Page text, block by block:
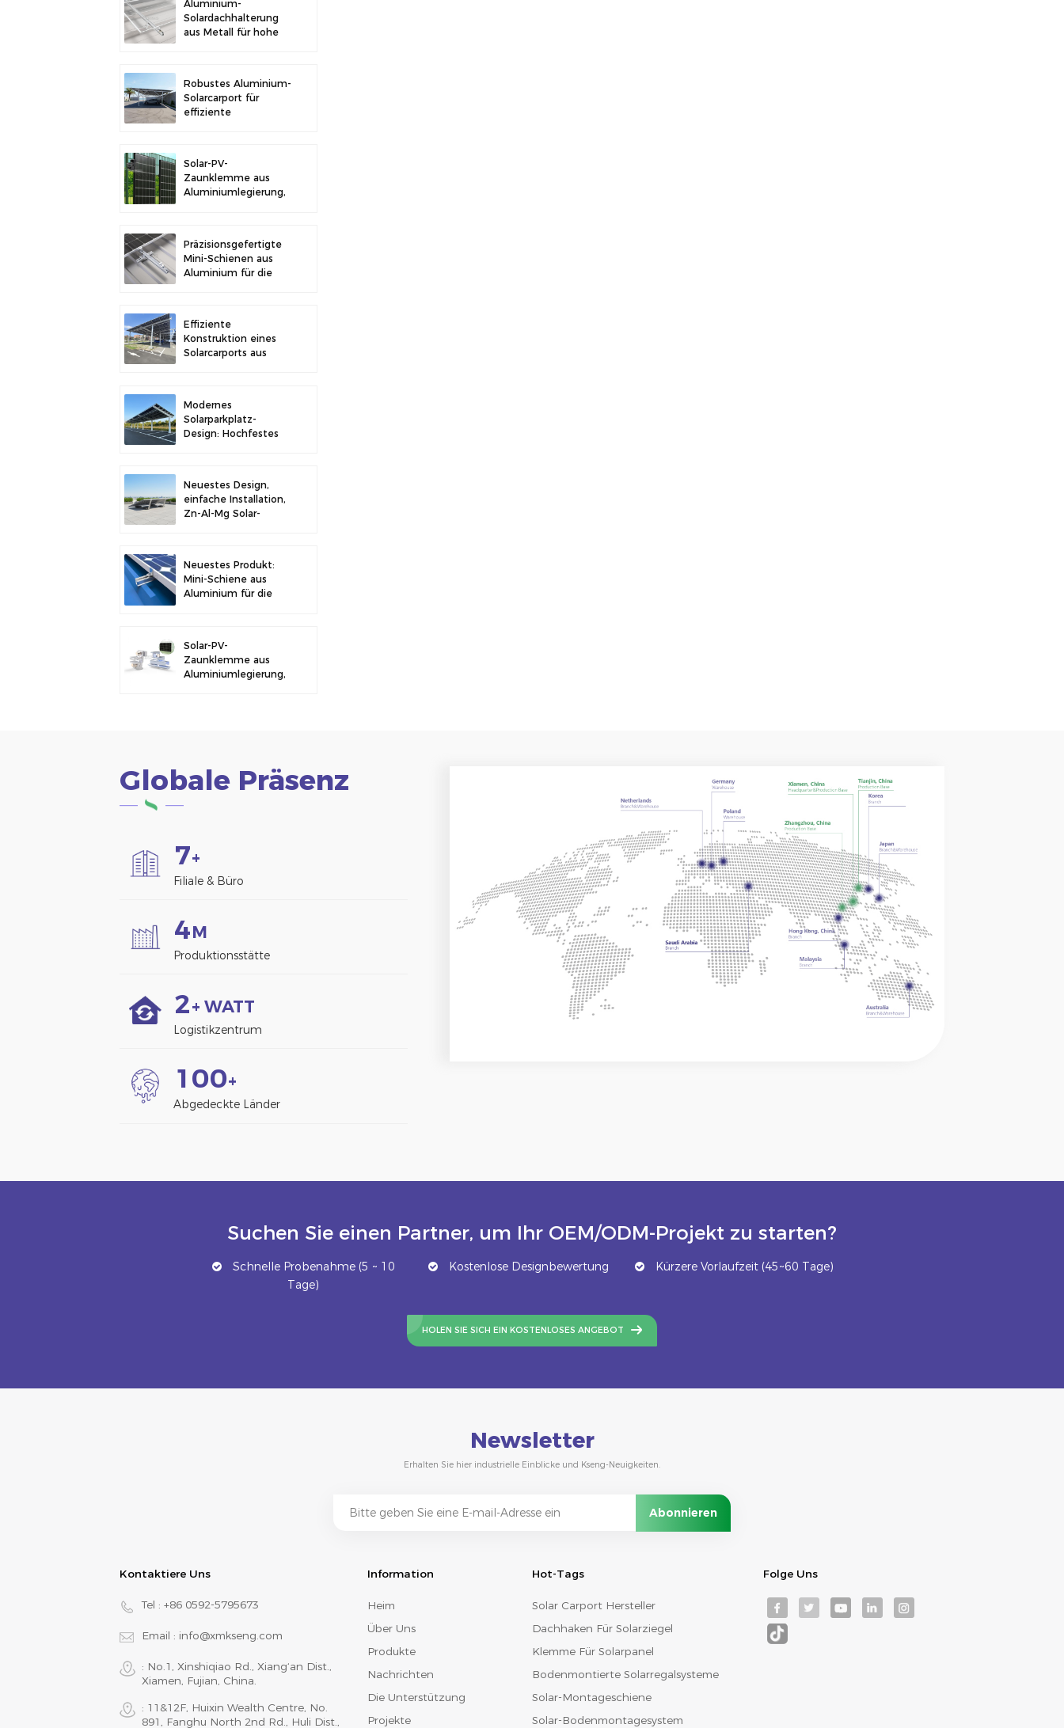
Aluminium-
Solardachhalterung
aus Metall für hohe
Robustes Aluminium-
Solarcarport für
effiziente
Solar-PV-
Zaunklemme aus
Aluminiumlegierung,
Präzisionsgefertigte
Mini-Schienen aus
Aluminium für die
Effiziente
Konstruktion eines
Solarcarports aus
Modernes
Solarparkplatz-
Design: Hochfestes
Neuestes Design,
einfache Installation,
Zn-Al-Mg Solar-
Neuestes Produkt:
Mini-Schiene aus
Aluminium für die
Solar-PV-
Zaunklemme aus
Aluminiumlegierung,
Globale Präsenz
7+
Filiale & Büro
4M
Produktionsstätte
2+ WATT
Logistikzentrum
1 00+
Abgedeckte Länder
Suchen Sie einen Partner, um Ihr OEM/ODM-Projekt zu starten?
Schnelle Probenahme (5 ~ 10
Tage)
Kostenlose Designbewertung Kürzere Vorlaufzeit (45~60 Tage)
HOLEN SIE SICH EIN KOSTENLOSES ANGEBOT
Newsletter
Erhalten Sie hier industrielle Einblicke und Kseng-Neuigkeiten.
Kontaktiere Uns
Tel : +86 0592-5795673
Email : info@xmkseng.com
: No.1, Xinshiqiao Rd., Xiang‘an Dist.,
Xiamen, Fujian, China.
: 11&12F, Huixin Wealth Centre, No.
891, Fanghu North 2nd Rd., Huli Dist.,
Information
Heim
Über Uns
Produkte
Nachrichten
Die Unterstützung
Projekte
Hot-Tags
Solar Carport Hersteller
Dachhaken Für Solarziegel
Klemme Für Solarpanel
Bodenmontierte Solarregalsysteme
Solar-Montageschiene
Solar-Bodenmontagesystem
Folge Uns